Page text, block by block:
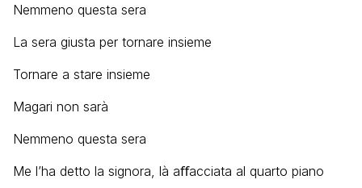
Nemmeno questa sera
La sera giusta per tornare insieme
Tornare a stare insieme
Magari non sarà
Nemmeno questa sera
Me l’ha detto la signora, là aﬀacciata al quarto piano